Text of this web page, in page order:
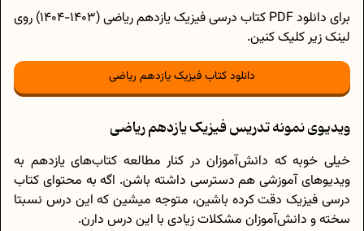
برای دانلود PDF کتاب درسی فیزیک یازدهم ریاضی (1403-1404) روی
لینک زیر کلیک کنین.
دانلود کتاب فیزیک یازدهم ریاضی
ویدیوی نمونه تدریس فیزیک یازدهم ریاضی
خیلی خوبه که دانش‌آموزان در کنار مطالعه کتاب‌های یازدهم به
ویدیوهای آموزشی هم دسترسی داشته باشن. اگه به محتوای کتاب
درسی فیزیک دقت کرده باشین، متوجه میشین که این درس نسبتا
سخته و دانش‌آموزان مشکلات زیادی با این درس دارن.